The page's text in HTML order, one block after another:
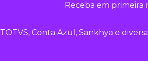
Receba em primeira
TOTVS, Conta Azul, Sankhya e